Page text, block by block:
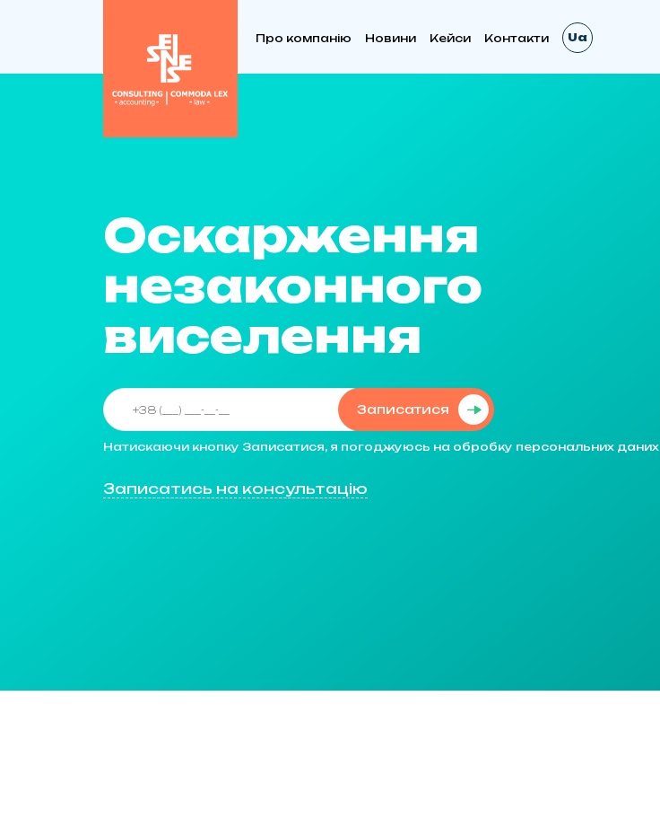
Про компанію Новини Кейси Контакти Ua
Оскарження
незаконного
виселення
Записатися
Натискаючи кнопку Записатися, я погоджуюсь на обробку персональних даних
Записатись на консультацію